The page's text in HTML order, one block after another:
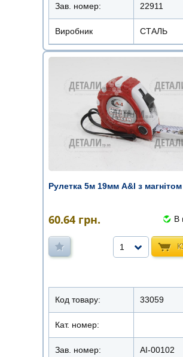
Зав. номер: 22911
Виробник СТАЛЬ
Рулетка 5м 19мм A&I з магнітом
60.64 грн. В
1
Код товару: 33059
Кат. номер:
Зав. номер: AI-00102